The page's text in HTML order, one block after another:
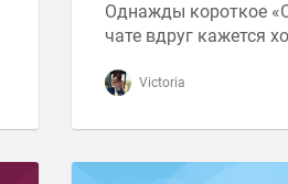
Однажды короткое
чате вдруг кажется
Victoria